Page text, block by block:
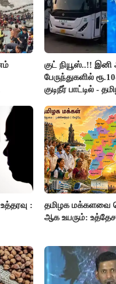
குட் நியூஸ்..!! இனி
பேருந்துகளில்
குடிநீர் பாட்டில் -
:
தமிழக மக்களவை
ஆக உயரும்: